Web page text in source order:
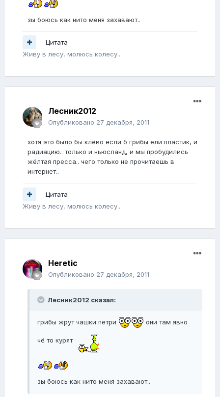
зы боюсь как нито меня захавают..
Цитата
Живу в лесу, молюсь колесу..
Лесник2012
Опубликовано 27 декабря, 2011
хотя это было бы клёво если б грибы ели пластик, и
радиацию.. только и ньюсланд, и мы пробудились
жёлтая пресса.. чего только не прочитаешь в
интернет..
Цитата
Живу в лесу, молюсь колесу..
Heretic
Опубликовано 27 декабря, 2011
Лесник2012 сказал:
грибы жрут чашки петри они там явно
чё то курят
зы боюсь как нито меня захавают..